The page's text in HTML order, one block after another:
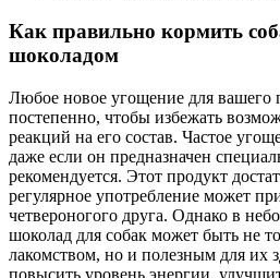
Как правильно кормить
шоколадом
Любое новое угощение для вашего
постепенно, чтобы избежать
реакций на его состав. Частое
даже если он предназначен
рекомендуется. Этот продукт
регулярное употребление может
четвероногого друга. Однако в
шоколад для собак может быть не
лакомством, но и полезным для их